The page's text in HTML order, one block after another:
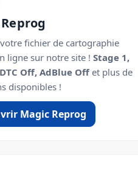
fichier de cartographie
ligne sur notre site ! Stage 1,
Off, AdBlue Off et plus de
disponibles !
Magic Reprog